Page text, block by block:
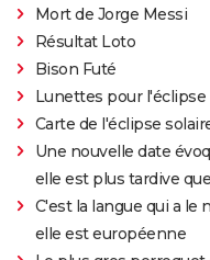
Mort de Jorge Messi
Résultat Loto
Bison Futé
Lunettes pour l'éclipse
Carte de l'éclipse
Une nouvelle date
elle est plus tardive
C'est la langue qui a le
elle est européenne